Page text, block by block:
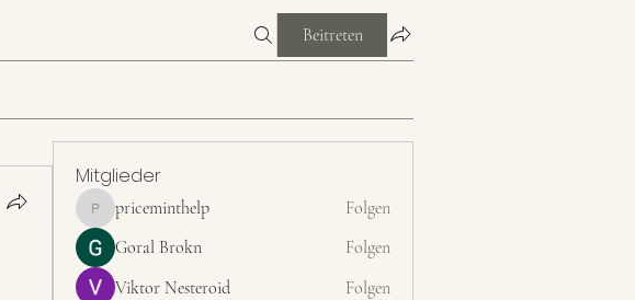
Beitreten
Mitglieder
priceminthelp
priceminthelp
Folgen
Goral Brokn
Folgen
Viktor Nesteroid
Folgen